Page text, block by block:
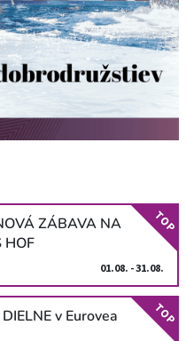
ZÁBAVA NA
HOF
01.08. - 31.08.
TOP
v Eurovea TOP